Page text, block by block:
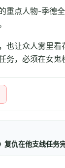
重点人物-季德
也让众人雾里
务，必须在女
复仇在他支线任务